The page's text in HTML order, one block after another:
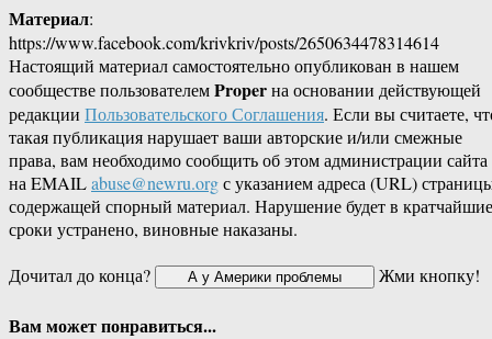
Материал:
https://www.facebook.com/krivkriv/posts/2650634478314614
Настоящий материал самостоятельно опубликован в нашем
сообществе пользователемProperна основании действующей
редакции Пользовательского Соглашения. Если вы считаете,
такая публикация нарушает ваши авторские и/или смежные
права, вам необходимо сообщить об этом администрации сайта
на EMAILabuse@newru.orgс указанием адреса (URL)
содержащей спорный материал. Нарушение будет в кратчайшие
сроки устранено, виновные наказаны.
Дочитал до конца?
Жми кнопку!
Вам может понравиться...